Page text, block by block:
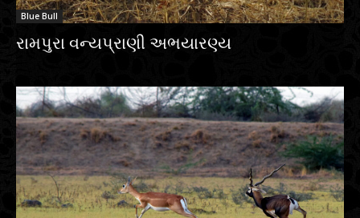
Blue Bull
રામપુરા વન્યપ્રાણી અભયારણ્ય